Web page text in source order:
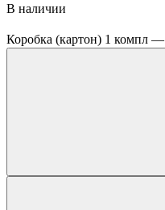
В наличии
Коробка (картон) 1 компл —